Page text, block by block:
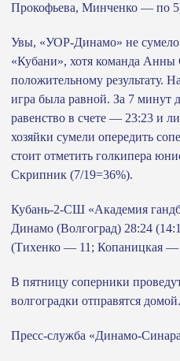
Прокофьева, Минченко — по
Увы, «УОР-Динамо» не сумело
«Кубани», хотя команда Анны
положительному результату.
игра была равной. За 7 минут
равенство в счете — 23:23 и
хозяйки сумели опередить
стоит отметить голкипера
Скрипник (7/19=36%).
Кубань-2-СШ «Академия
Динамо (Волгоград) 28:24
(Тихенко — 11; Копаницкая
В пятницу соперники
волгоградки отправятся домой.
Пресс-служба «Динамо-